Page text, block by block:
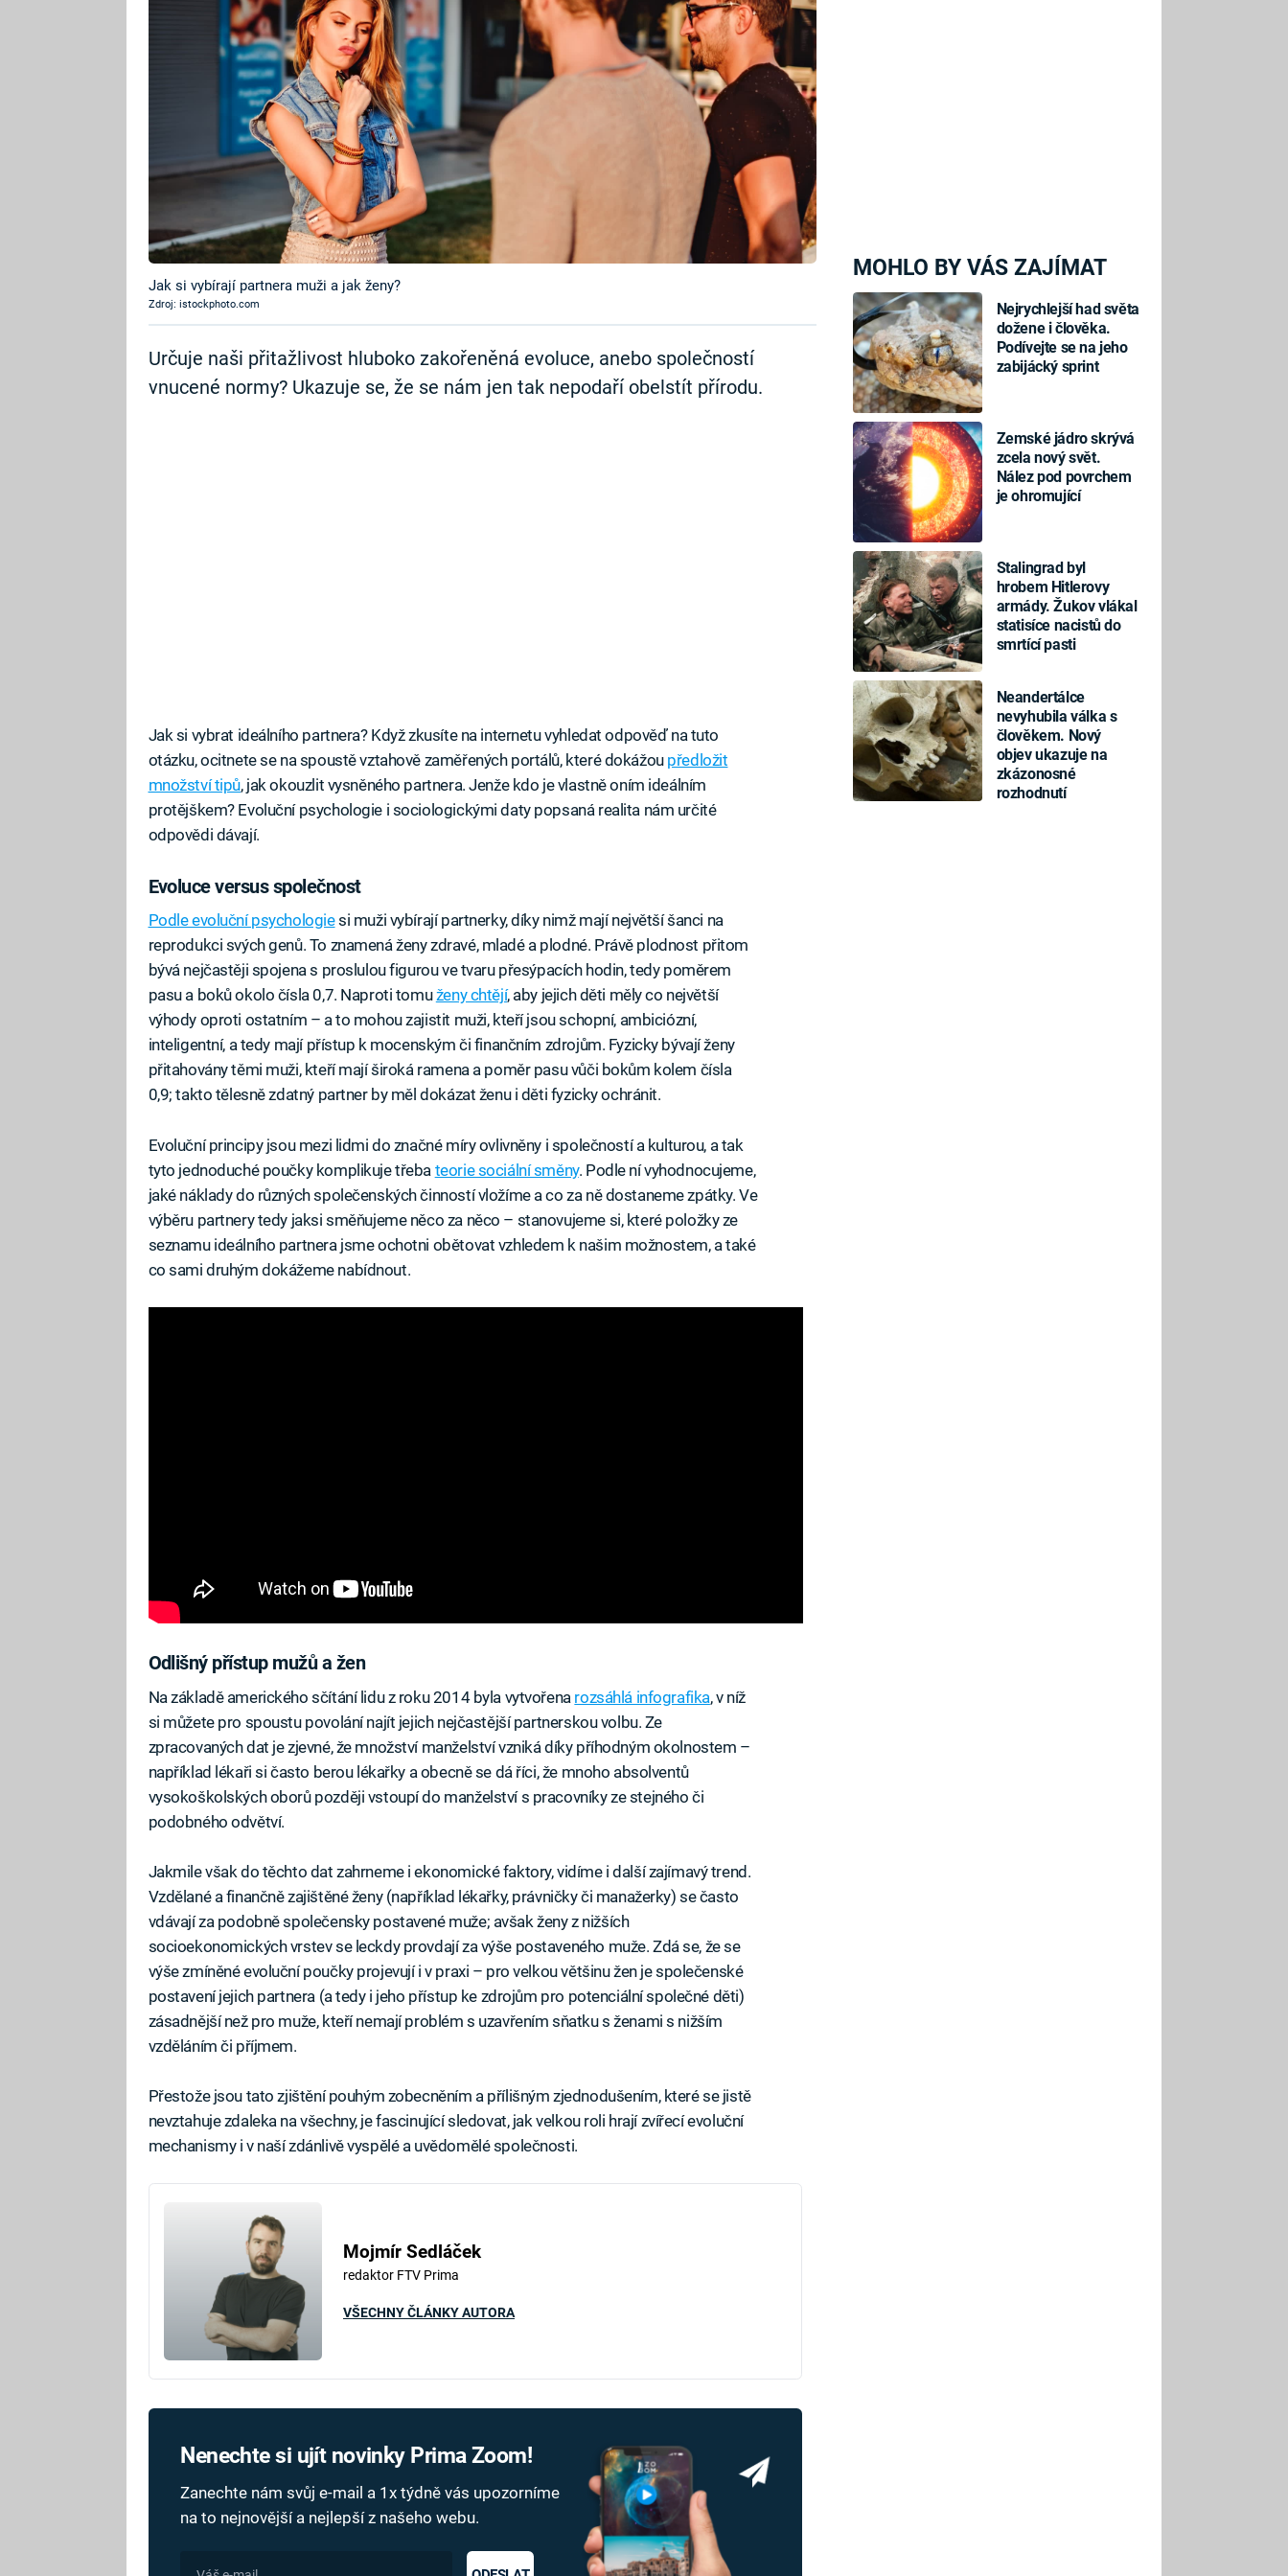
MOHLO BY VÁS ZAJÍMAT
Nejrychlejší had světa
dožene i člověka.
Podívejte se na jeho
zabijácký sprint
Zemské jádro skrývá
zcela nový svět.
Nález pod povrchem
je ohromující
Stalingrad byl
hrobem Hitlerovy
armády. Žukov vlákal
statisíce nacistů do
smrtící pasti
Neandertálce
nevyhubila válka s
člověkem. Nový
objev ukazuje na
zkázonosné
rozhodnutí
Jak si vybírají partnera muži a jak ženy?
Zdroj: istockphoto.com
Určuje naši přitažlivost hluboko zakořeněná evoluce, anebo společností
vnucené normy? Ukazuje se, že se nám jen tak nepodaří obelstít přírodu.
Jak si vybrat ideálního partnera? Když zkusíte na internetu vyhledat odpověď na tuto
otázku, ocitnete se na spoustě vztahově zaměřených portálů, které dokážou předložit
množství tipů, jak okouzlit vysněného partnera. Jenže kdo je vlastně oním ideálním
protějškem? Evoluční psychologie i sociologickými daty popsaná realita nám určité
odpovědi dávají.
Evoluce versus společnost
Podle evoluční psychologiesi muži vybírají partnerky, díky nimž mají největší šanci na
reprodukci svých genů. To znamená ženy zdravé, mladé a plodné. Právě plodnost přitom
bývá nejčastěji spojena s proslulou figurou ve tvaru přesýpacích hodin, tedy poměrem
pasu a boků okolo čísla 0,7. Naproti tomuženy chtějí, aby jejich děti měly co největší
výhody oproti ostatním – a to mohou zajistit muži, kteří jsou schopní, ambiciózní,
inteligentní, a tedy mají přístup k mocenským či finančním zdrojům. Fyzicky bývají ženy
přitahovány těmi muži, kteří mají široká ramena a poměr pasu vůči bokům kolem čísla
0,9; takto tělesně zdatný partner by měl dokázat ženu i děti fyzicky ochránit.
Evoluční principy jsou mezi lidmi do značné míry ovlivněny i společností a kulturou, a tak
tyto jednoduché poučky komplikuje třeba teorie sociální směny. Podle ní vyhodnocujeme,
jaké náklady do různých společenských činností vložíme a co za ně dostaneme zpátky. Ve
výběru partnery tedy jaksi směňujeme něco za něco – stanovujeme si, které položky ze
seznamu ideálního partnera jsme ochotni obětovat vzhledem k našim možnostem, a také
co sami druhým dokážeme nabídnout.
Odlišný přístup mužů a žen
Na základě amerického sčítání lidu z roku 2014 byla vytvořena rozsáhlá infografika, v níž
si můžete pro spoustu povolání najít jejich nejčastější partnerskou volbu. Ze
zpracovaných dat je zjevné, že množství manželství vzniká díky příhodným okolnostem –
například lékaři si často berou lékařky a obecně se dá říci, že mnoho absolventů
vysokoškolských oborů později vstoupí do manželství s pracovníky ze stejného či
podobného odvětví.
Jakmile však do těchto dat zahrneme i ekonomické faktory, vidíme i další zajímavý trend.
Vzdělané a finančně zajištěné ženy (například lékařky, právničky či manažerky) se často
vdávají za podobně společensky postavené muže; avšak ženy z nižších
socioekonomických vrstev se leckdy provdají za výše postaveného muže. Zdá se, že se
výše zmíněné evoluční poučky projevují i v praxi – pro velkou většinu žen je společenské
postavení jejich partnera (a tedy i jeho přístup ke zdrojům pro potenciální společné děti)
zásadnější než pro muže, kteří nemají problém s uzavřením sňatku s ženami s nižším
vzděláním či příjmem.
Přestože jsou tato zjištění pouhým zobecněním a přílišným zjednodušením, které se jistě
nevztahuje zdaleka na všechny, je fascinující sledovat, jak velkou roli hrají zvířecí evoluční
mechanismy i v naší zdánlivě vyspělé a uvědomělé společnosti.
Mojmír Sedláček
redaktor FTV Prima
VŠECHNY ČLÁNKY AUTORA
Nenechte si ujít novinky Prima Zoom!
Zanechte nám svůj e-mail a 1x týdně vás upozorníme
na to nejnovější a nejlepší z našeho webu.